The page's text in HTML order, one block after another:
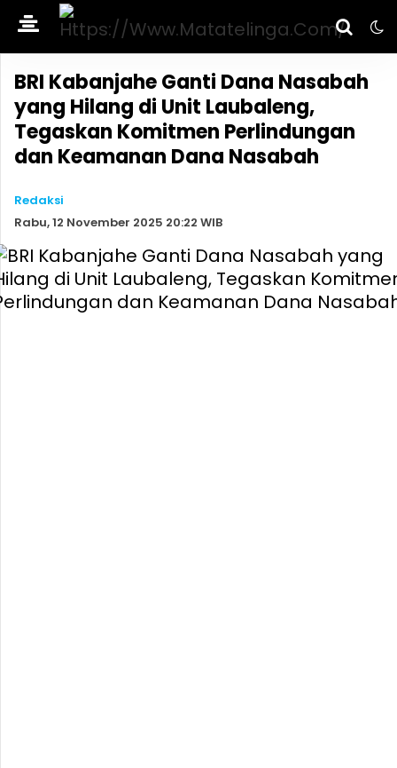
BRI Kabanjahe Ganti Dana Nasabah
yang Hilang di Unit Laubaleng,
Tegaskan Komitmen Perlindungan
dan Keamanan Dana Nasabah
Redaksi
Rabu, 12 November 2025 20:22 WIB